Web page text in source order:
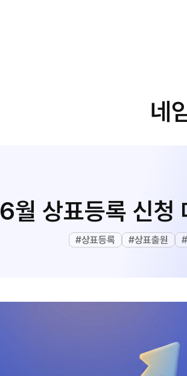
네
6월 상표등록 신청
#상표등록 #상표출원 #